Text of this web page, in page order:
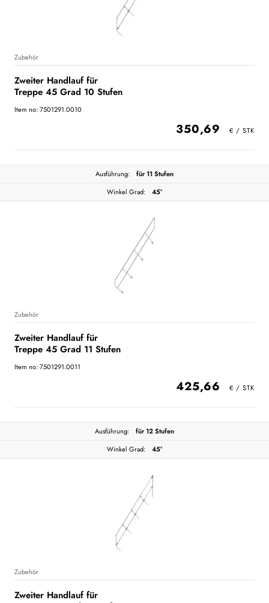
Zubehör
Zweiter Handlauf für
Treppe 45 Grad 10 Stufen
Item no: 7501291.0010
350,69
Ausführung:
für 11 Stufen
Winkel Grad:
45°
Zubehör
Zweiter Handlauf für
Treppe 45 Grad 11 Stufen
Item no: 7501291.0011
425,66
Ausführung:
für 12 Stufen
Winkel Grad:
45°
Zubehör
Zweiter Handlauf für